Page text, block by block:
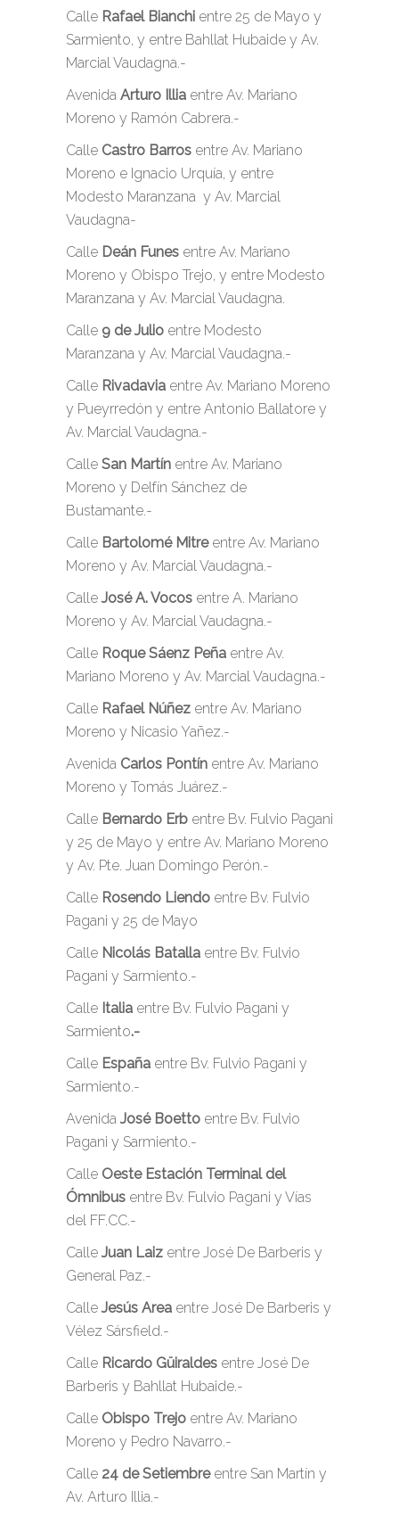
Calle Rafael Bianchi entre 25 de Mayo y
Sarmiento, y entre Bahllat Hubaide y Av.
Marcial Vaudagna.-
Avenida Arturo Illia entre Av. Mariano
Moreno y Ramón Cabrera.-
Calle Castro Barros entre Av. Mariano
Moreno e Ignacio Urquía, y entre
Modesto Maranzana y Av. Marcial
Vaudagna-
Calle Deán Funes entre Av. Mariano
Moreno y Obispo Trejo, y entre Modesto
Maranzana y Av. Marcial Vaudagna.
Calle 9 de Julio entre Modesto
Maranzana y Av. Marcial Vaudagna.-
Calle Rivadavia entre Av. Mariano Moreno
y Pueyrredón y entre Antonio Ballatore y
Av. Marcial Vaudagna.-
Calle San Martín entre Av. Mariano
Moreno y Delfín Sánchez de
Bustamante.-
Calle Bartolomé Mitreentre Av. Mariano
Moreno y Av. Marcial Vaudagna.-
Calle José A. Vocos entre A. Mariano
Moreno y Av. Marcial Vaudagna.-
Calle Roque Sáenz Peña entre Av.
Mariano Moreno y Av. Marcial Vaudagna.-
Calle Rafael Núñez entre Av. Mariano
Moreno y Nicasio Yañez.-
Avenida Carlos Pontín entre Av. Mariano
Moreno y Tomás Juárez.-
Calle Bernardo Erb entre Bv. Fulvio Pagani
y 25 de Mayo y entre Av. Mariano Moreno
y Av. Pte. Juan Domingo Perón.-
Calle Rosendo Liendo entre Bv. Fulvio
Pagani y 25 de Mayo
Calle Nicolás Batalla entre Bv. Fulvio
Pagani y Sarmiento.-
Calle Italia entre Bv. Fulvio Pagani y
Sarmiento.-
Calle España entre Bv. Fulvio Pagani y
Sarmiento.-
Avenida José Boetto entre Bv. Fulvio
Pagani y Sarmiento.-
Calle Oeste Estación Terminal del
Ómnibus entre Bv. Fulvio Pagani y Vías
del FF.CC.-
Calle Juan Laiz entre José De Barberis y
General Paz.-
Calle Jesús Area entre José De Barberis y
Vélez Sársfield.-
Calle Ricardo Güiraldes entre José De
Barberis y Bahllat Hubaide.-
Calle Obispo Trejo entre Av. Mariano
Moreno y Pedro Navarro.-
Calle 24 de Setiembreentre San Martín y
Av. Arturo Illia.-